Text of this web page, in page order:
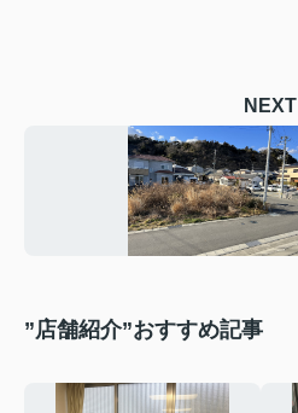
NEXT
”店舗紹介”おすすめ記事